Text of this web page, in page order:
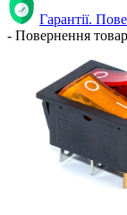
Гарантії.
- Повернення